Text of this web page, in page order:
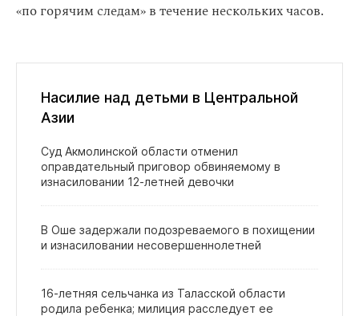
«по горячим следам» в течение нескольких часов.
Насилие над детьми в Центральной
Азии
Суд Акмолинской области отменил
оправдательный приговор обвиняемому в
изнасиловании 12‑летней девочки
В Оше задержали подозреваемого в похищении
и изнасиловании несовершеннолетней
16‑летняя сельчанка из Таласской области
родила ребенка; милиция расследует ее